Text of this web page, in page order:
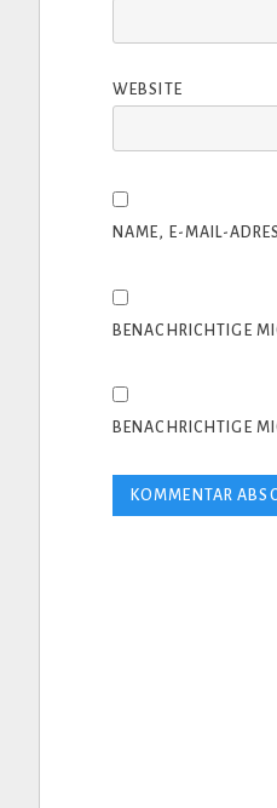
WEBSITE
NAME, E-MAIL-
BENACHRICHTIGE
BENACHRICHTIGE